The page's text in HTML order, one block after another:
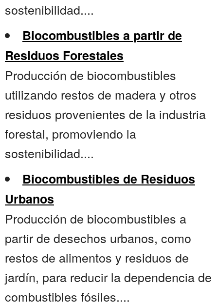
sostenibilidad....
Biocombustibles a partir de
Residuos Forestales
Producción de biocombustibles
utilizando restos de madera y otros
residuos provenientes de la industria
forestal, promoviendo la
sostenibilidad....
Biocombustibles de Residuos
Urbanos
Producción de biocombustibles a
partir de desechos urbanos, como
restos de alimentos y residuos de
jardín, para reducir la dependencia de
combustibles fósiles....